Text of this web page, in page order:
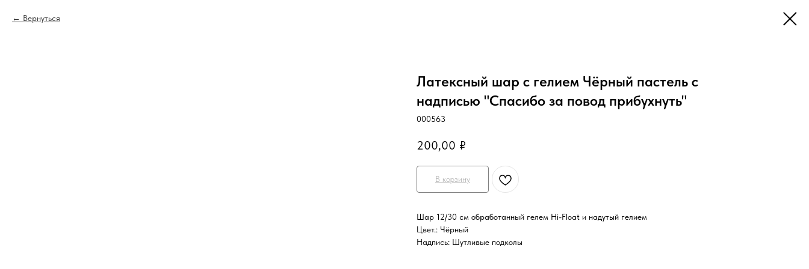
Вернуться
Латексный шар с гелием Чёрный пастель с
надписью "Спасибо за повод прибухнуть"
000563
200,00 ₽
В корзину
Шар 12/30 см обработанный гелем Hi-Float и надутый гелием
Цвет.: Чёрный
Надпись: Шутливые подколы